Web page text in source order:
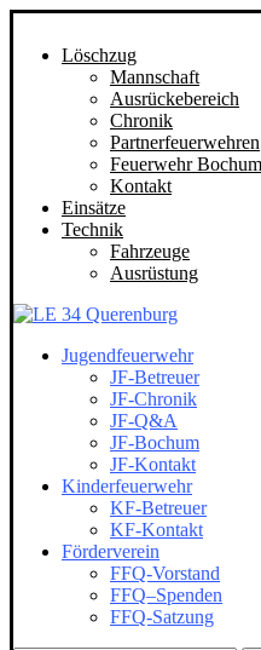
Löschzug
Mannschaft
Ausrückebereich
Chronik
Partnerfeuerwehren
Feuerwehr Bochum
Kontakt
Einsätze
Technik
Fahrzeuge
Ausrüstung
Jugendfeuerwehr
JF-Betreuer
JF-Chronik
JF-Q&A
JF-Bochum
JF-Kontakt
Kinderfeuerwehr
KF-Betreuer
KF-Kontakt
Förderverein
FFQ-Vorstand
FFQ–Spenden
FFQ-Satzung